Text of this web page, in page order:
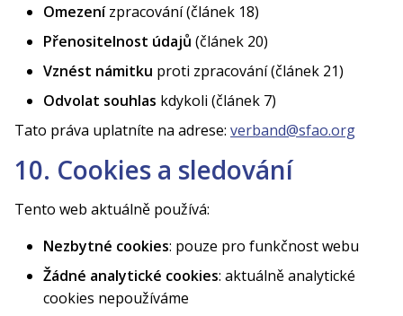
Omezenízpracování (článek 18)
Přenositelnost údajů (článek 20)
Vznést námitku proti zpracování (článek 21)
Odvolat souhlas kdykoli (článek 7)
Tato práva uplatníte na adrese: verband@sfao.org
10. Cookies a sledování
Tento web aktuálně používá:
Nezbytné cookies: pouze pro funkčnost webu
Žádné analytické cookies: aktuálně analytické
cookies nepoužíváme